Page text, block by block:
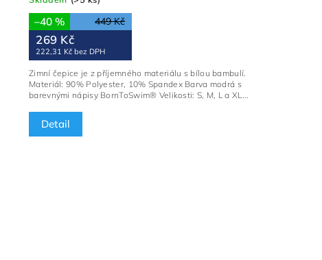
449 Kč
–40 %
269 Kč
222,31 Kč bez DPH
Detail
Zimní čepice je z příjemného materiálu s bílou bambulí.
Materiál: 90% Polyester, 10% Spandex Barva modrá s
barevnými nápisy BornToSwim® Velikosti: S, M, L a XL...